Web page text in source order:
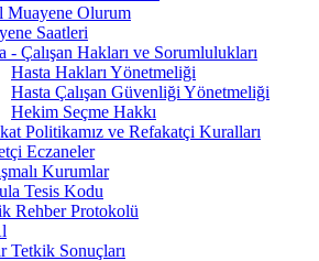
Muayene Olurum
Saatleri
- Çalışan Hakları ve Sorumlulukları
Hasta Hakları Yönetmeliği
Hasta Çalışan Güvenliği Yönetmeliği
Hekim Seçme Hakkı
Politikamız ve Refakatçi Kuralları
Eczaneler
Kurumlar
Tesis Kodu
Rehber Protokolü
Tetkik Sonuçları